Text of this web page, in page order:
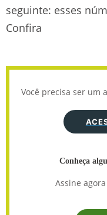
seguinte: esses
Confira
Você precisa ser um
Conheça
Assine